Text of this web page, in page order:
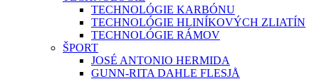
TECHNOLÓGIE KARBÓNU
TECHNOLÓGIE HLINÍKOVÝCH ZLIATÍN
TECHNOLÓGIE RÁMOV
ŠPORT
JOSÉ ANTONIO HERMIDA
GUNN-RITA DAHLE FLESJÅ